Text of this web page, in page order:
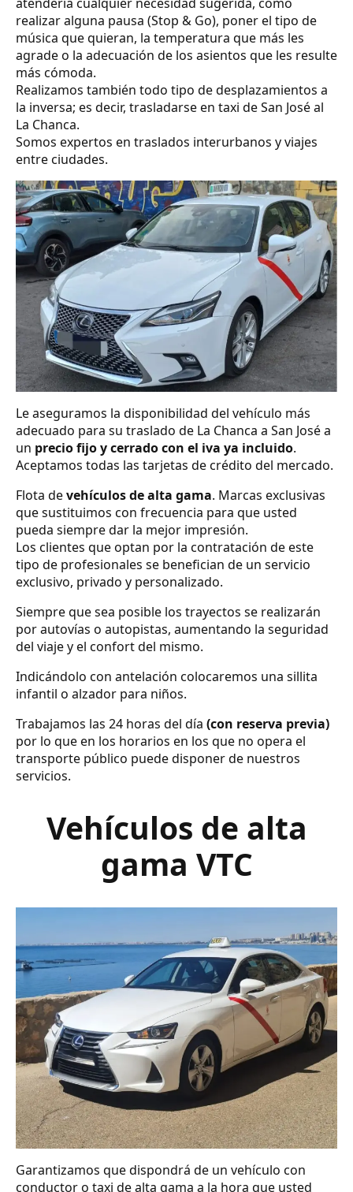
realizar alguna pausa (Stop & Go), poner el tipo de
música que quieran, la temperatura que más les
agrade o la adecuación de los asientos que les resulte
más cómoda.
Realizamos también todo tipo de desplazamientos a
la inversa; es decir, trasladarse en taxi de San José al
La Chanca.
Somos expertos en traslados interurbanos y viajes
entre ciudades.
Le aseguramos la disponibilidad del vehículo más
adecuado para su traslado de La Chanca a San José a
un precio fijo y cerrado con el iva ya incluido.
Aceptamos todas las tarjetas de crédito del mercado.
Flota devehículos de alta gama. Marcas exclusivas
que sustituimos con frecuencia para que usted
pueda siempre dar la mejor impresión.
Los clientes que optan por la contratación de este
tipo de profesionales se benefician de un servicio
exclusivo, privado y personalizado.
Siempre que sea posible los trayectos se realizarán
por autovías o autopistas, aumentando la seguridad
del viaje y el confort del mismo.
Indicándolo con antelación colocaremos una sillita
infantil o alzador para niños.
Trabajamos las 24 horas del día (con reserva previa)
por lo que en los horarios en los que no opera el
transporte público puede disponer de nuestros
servicios.
Vehículos de alta
gama VTC
Garantizamos que dispondrá de un vehículo con
conductor o taxi de alta gama a la hora que usted